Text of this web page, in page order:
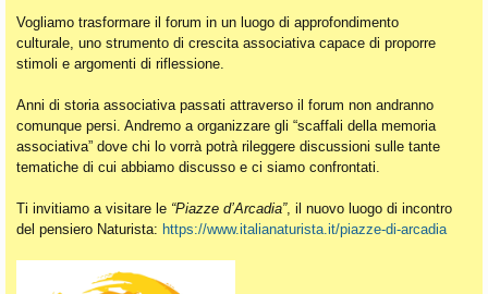
Vogliamo trasformare il forum in un luogo di approfondimento
culturale, uno strumento di crescita associativa capace di proporre
stimoli e argomenti di riflessione.
Anni di storia associativa passati attraverso il forum non andranno
comunque persi. Andremo a organizzare gli “scaffali della memoria
associativa” dove chi lo vorrà potrà rileggere discussioni sulle tante
tematiche di cui abbiamo discusso e ci siamo confrontati.
Ti invitiamo a visitare le “Piazze d’Arcadia”, il nuovo luogo di incontro
del pensiero Naturista: https://www.italianaturista.it/piazze-di-arcadia